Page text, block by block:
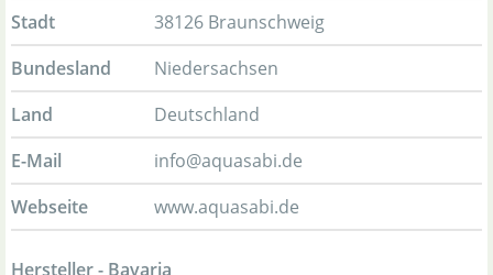
Stadt
38126 Braunschweig
Bundesland
Niedersachsen
Land
Deutschland
E-Mail
info@aquasabi.de
Webseite
www.aquasabi.de
Hersteller - Bavaria